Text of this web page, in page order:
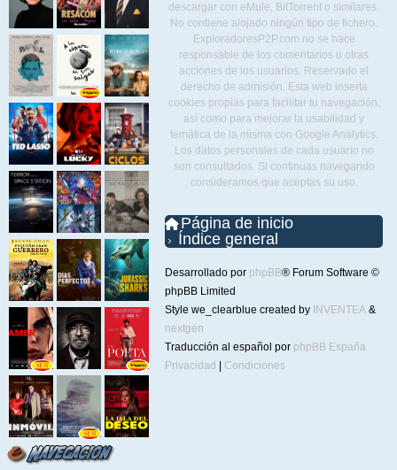
descargar con eMule, BitTorrent o similares.
No contiene alojado ningún tipo de fichero.
ExploradoresP2P.com no se hace
responsable de los comentarios u otras
acciones de los usuarios. Reservado el
derecho de admisión. Esta web inserta
cookies propias para facilitar tu navegación,
así como para mejorar la usabilidad y
temática de la misma con Google Analytics.
Los datos personales de cada usuario no
son consultados. Si continuas navegando
consideramos que aceptas su uso.
Página de inicio
Índice general
Desarrollado por phpBB® Forum Software ©
phpBB Limited
Style we_clearblue created by INVENTEA &
nextgen
Traducción al español por phpBB España
Privacidad
Condiciones